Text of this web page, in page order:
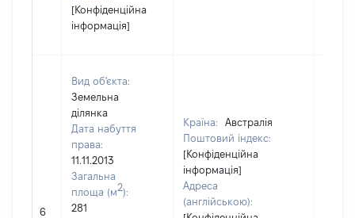
[Конфіденційна
інформація]
6
Вид об'єкта:
Земельна
ділянка
Дата набуття
права:
11.11.2013
Загальна
площа (м2):
281
Країна:
Австралія
Поштовий індекс:
[Конфіденційна
інформація]
Адреса
(англійською):